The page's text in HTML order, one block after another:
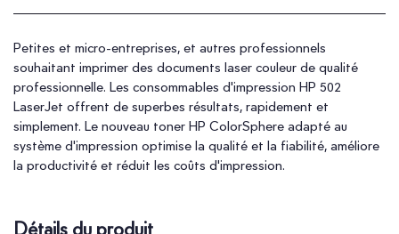
Petites et micro-entreprises, et autres professionnels
souhaitant imprimer des documents laser couleur de qualité
professionnelle. Les consommables d'impression HP 502
LaserJet offrent de superbes résultats, rapidement et
simplement. Le nouveau toner HP ColorSphere adapté au
système d'impression optimise la qualité et la fiabilité, améliore
la productivité et réduit les coûts d'impression.
Détails du produit